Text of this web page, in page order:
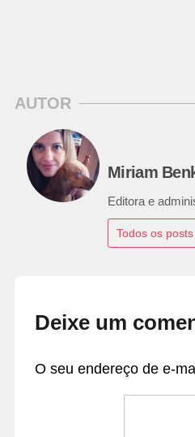
AUTOR
Miriam
Editora e
Todos os posts
Deixe um
O seu endereço de e-